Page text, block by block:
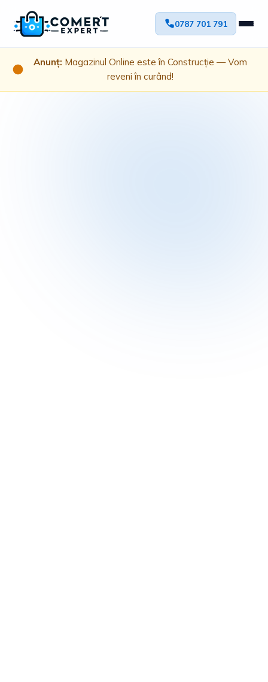
0787 701 791
Anunț: Magazinul Online este în Construcție — Vom
reveni în curând!